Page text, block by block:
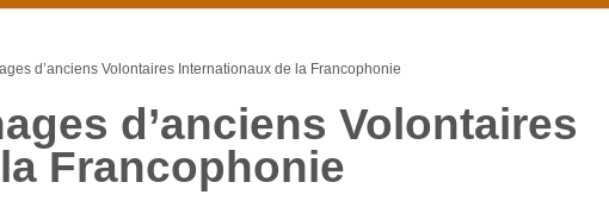
d’anciens Volontaires Internationaux de la Francophonie
d’anciens Volontaires
Francophonie